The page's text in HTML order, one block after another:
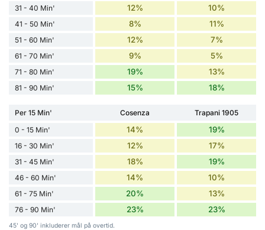
31 - 40 Min' 12% 10%
41 - 50 Min' 8% 11%
51 - 60 Min' 12% 7%
61 - 70 Min' 9% 5%
71 - 80 Min' 19% 13%
81 - 90 Min' 15% 18%
Per 15 Min' Cosenza
Trapani 1905
0 - 15 Min'
14% 19%
16 - 30 Min' 12% 17%
31 - 45 Min' 18% 19%
46 - 60 Min' 14% 10%
61 - 75 Min' 20% 13%
76 - 90 Min' 23% 23%
45' og 90' inkluderer mål på overtid.